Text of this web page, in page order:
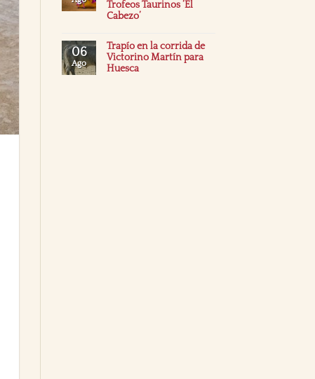
Trofeos Taurinos ‘El
Cabezo’
06
Ago
Trapío en la corrida de
Victorino Martín para
Huesca